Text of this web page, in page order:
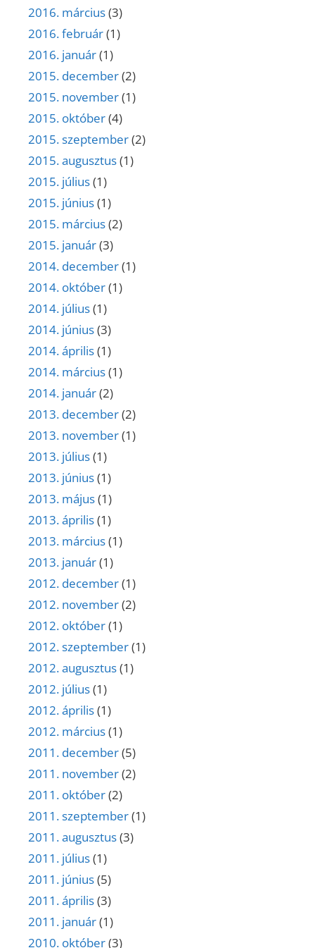
2016. március(3)
2016. február(1)
2016. január(1)
2015. december(2)
2015. november(1)
2015. október(4)
2015. szeptember(2)
2015. augusztus(1)
2015. július(1)
2015. június(1)
2015. március(2)
2015. január(3)
2014. december(1)
2014. október(1)
2014. július(1)
2014. június(3)
2014. április(1)
2014. március(1)
2014. január(2)
2013. december(2)
2013. november(1)
2013. július(1)
2013. június(1)
2013. május(1)
2013. április(1)
2013. március(1)
2013. január(1)
2012. december(1)
2012. november(2)
2012. október(1)
2012. szeptember(1)
2012. augusztus(1)
2012. július(1)
2012. április(1)
2012. március(1)
2011. december(5)
2011. november(2)
2011. október(2)
2011. szeptember(1)
2011. augusztus(3)
2011. július(1)
2011. június(5)
2011. április(3)
2011. január(1)
2010. október(3)